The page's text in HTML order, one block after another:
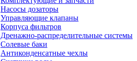
Насосы дозаторы
Управляющие клапаны
Корпуса фильтров
Дренажно-распределительные системы
Солевые баки
Антиконденсатные чехлы